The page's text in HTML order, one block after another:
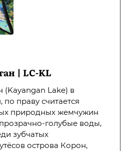
| LC-KL
(Kayangan Lake) в
праву считается
природных жемчужин
голубые воды,
зубчатых
острова Корон,